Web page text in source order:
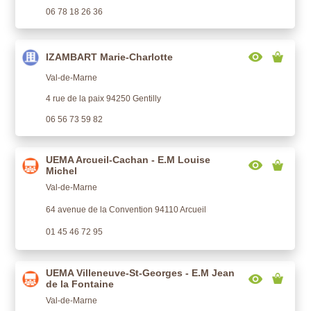
06 78 18 26 36
IZAMBART Marie-Charlotte
Val-de-Marne
4 rue de la paix 94250 Gentilly
06 56 73 59 82
UEMA Arcueil-Cachan - E.M Louise
Michel
Val-de-Marne
64 avenue de la Convention 94110 Arcueil
01 45 46 72 95
UEMA Villeneuve-St-Georges - E.M Jean
de la Fontaine
Val-de-Marne